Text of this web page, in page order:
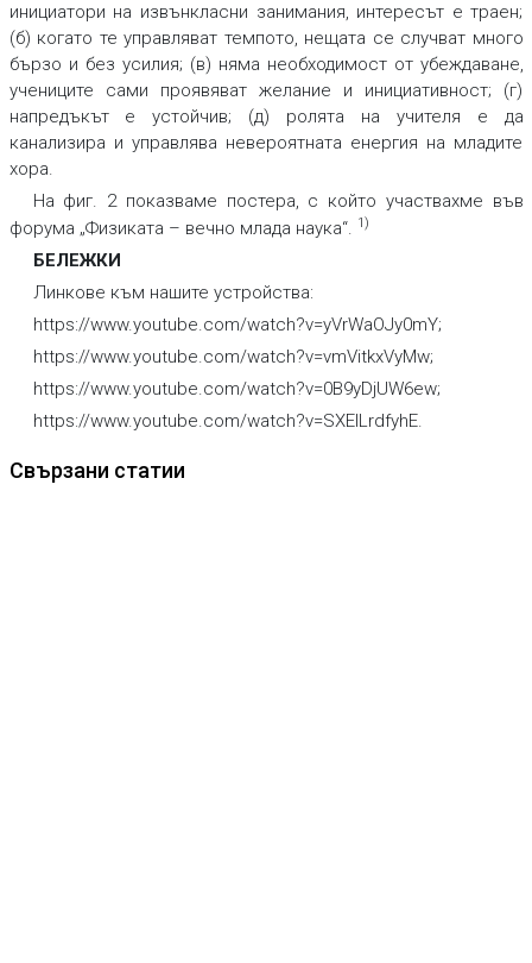
инициатори на извънкласни занимания, интересът е траен;
(б) когато те управляват темпото, нещата се случват много
бързо и без усилия; (в) няма необходимост от убеждаване,
учениците сами проявяват желание и инициативност; (г)
напредъкът е устойчив; (д) ролята на учителя е да
канализира и управлява невероятната енергия на младите
хора.
На фиг. 2 показваме постера, с който участвахме във
форума „Физиката – вечно млада наука“. 1)
БЕЛЕЖКИ
Линкове към нашите устройства:
https://www.youtube.com/watch?v=yVrWaOJy0mY;
https://www.youtube.com/watch?v=vmVitkxVyMw;
https://www.youtube.com/watch?v=0B9yDjUW6ew;
https://www.youtube.com/watch?v=SXEILrdfyhE.
Свързани статии